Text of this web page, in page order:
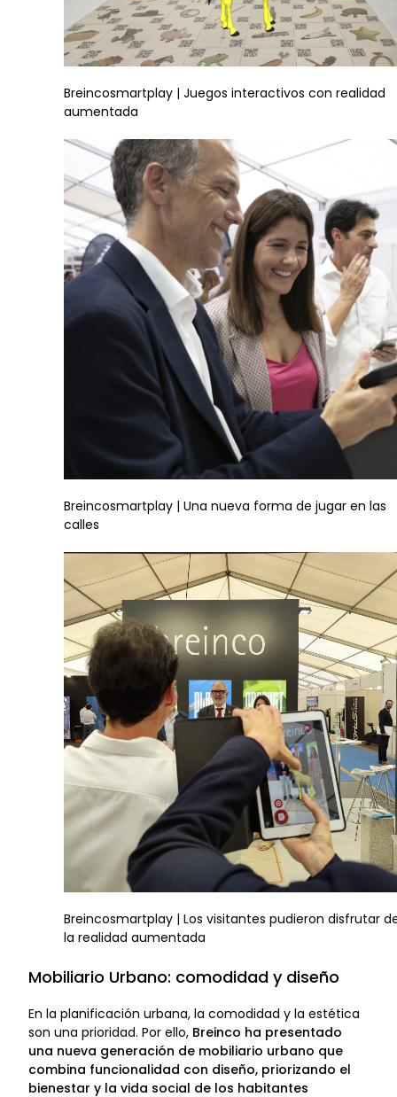
Breincosmartplay | Juegos interactivos con realidad
aumentada
Breincosmartplay | Una nueva forma de jugar en las
calles
Breincosmartplay | Los visitantes pudieron disfrutar
la realidad aumentada
Mobiliario Urbano: comodidad y diseño
En la planificación urbana, la comodidad y la estética
son una prioridad. Por ello, Breinco ha presentado
una nueva generación de mobiliario urbano que
combina funcionalidad con diseño, priorizando el
bienestar y la vida social de los habitantes